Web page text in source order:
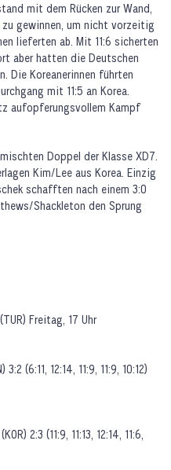
mit dem Rücken zur Wand,
gewinnen, um nicht vorzeitig
lieferten ab. Mit 11:6 sicherten
aber hatten die Deutschen
Die Koreanerinnen führten
mit 11:5 an Korea.
aufopferungsvollem Kampf
Doppel der Klasse XD7.
Kim/Lee aus Korea. Einzig
schafften nach einem 3:0
Shackleton den Sprung
Freitag, 17 Uhr
(6:11, 12:14, 11:9, 11:9, 10:12)
2:3 (11:9, 11:13, 12:14, 11:6,